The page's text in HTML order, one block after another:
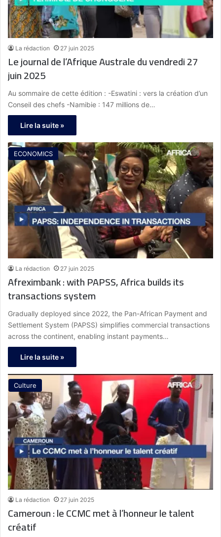
La rédaction 27 juin 2025
Le journal de l’Afrique Australe du vendredi 27
juin 2025
Au sommaire de cette édition : -Eswatini : vers la création d’un
Conseil des chefs -Namibie : 147 millions de…
Lire la suite »
ECONOMICS
La rédaction 27 juin 2025
Afreximbank : with PAPSS, Africa builds its
transactions system
Gradually deployed since 2022, the Pan-African Payment and
Settlement System (PAPSS) simplifies commercial transactions
across the continent, enabling instant payments…
Lire la suite »
Culture
La rédaction 27 juin 2025
Cameroun : le CCMC met à l’honneur le talent
créatif